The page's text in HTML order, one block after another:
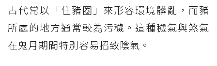
古代常以「住豬圈」來形容環境髒亂，而豬
所處的地方通常較為污穢。這種穢氣與煞氣
在鬼月期間特別容易招致陰氣。